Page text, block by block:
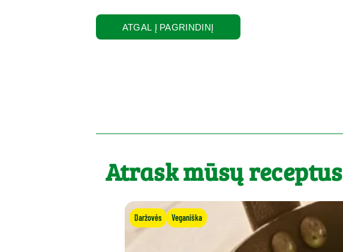
ATGAL Į PAGRINDINĮ
Atrask mūsų receptus
Daržovės Veganiška